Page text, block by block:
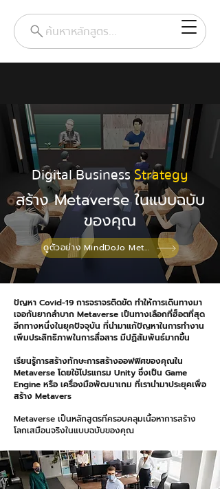
ค้นหาหลักสูตร...
Digital BusinessStrategy
สร้าง Metaverse ในแบบฉบับ
ของคุณ
ดูตัวอย่าง MindDoJo Metaverse
ปัญหา Covid-19 การจราจรติดขัด ทำให้การเดินทางมา
เจอกันยากลำบาก Metaverse เป็นทางเลือกที่ฮ็อตที่สุด
อีกทางหนึ่งในยุคปัจจุบัน ที่นำมาแก้ปัญหาในการทำงาน
เพิ่มประสิทธิภาพในการสื่อสาร มีปฏิสัมพันธ์มากขึ้น
เรียนรู้การสร้างทักษะการสร้างออฟฟิศของคุณใน
Metaverse โดยใช้โปรแกรม Unity ซึ่งเป็น Game
Engine หรือ เครื่องมือพัฒนาเกม ที่เรานำมาประยุคเพื่อ
สร้าง Metavers
Metaverse เป็นหลักสูตรที่ครอบคลุมเนื้อหาการสร้าง
โลกเสมือนจริงในแบบฉบับของคุณ